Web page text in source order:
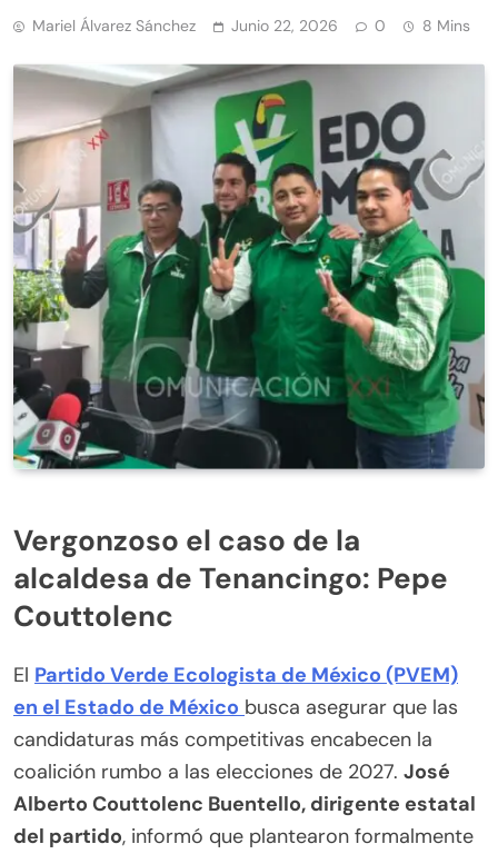
Mariel Álvarez Sánchez Junio 22, 2026 0 8 Mins
Vergonzoso el caso de la
alcaldesa de Tenancingo: Pepe
Couttolenc
El Partido Verde Ecologista de México (PVEM)
en el Estado de México busca asegurar que las
candidaturas más competitivas encabecen la
coalición rumbo a las elecciones de 2027. José
Alberto Couttolenc Buentello, dirigente estatal
del partido, informó que plantearon formalmente